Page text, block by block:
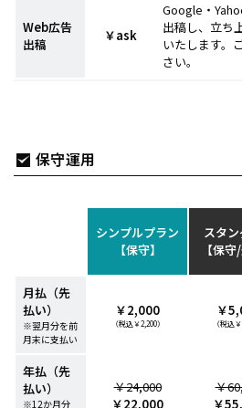
Web広告
出稿
￥ask
Google・
出稿し、立ち
いたします。
さい。
保守運用
シンプルプラン
【保守】
スタ
【保守
月払（先
払い）
※翌月分を前
月末に支払い
￥2,000
（税込￥2,200）
￥
（税込
年払（先
払い）
※12か月分
￥24,000
￥22,000
￥
￥